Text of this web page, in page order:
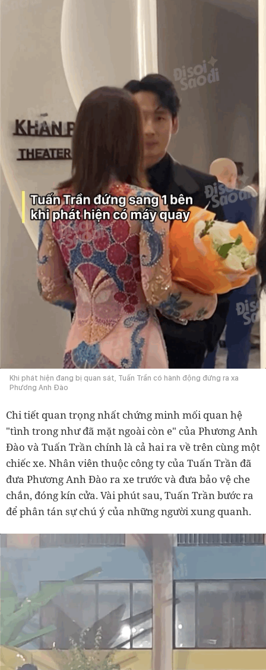
Khi phát hiện đang bị quan sát, Tuấn Trần có hành động đứng ra xa
Phương Anh Đào
Chi tiết quan trọng nhất chứng minh mối quan hệ
"tình trong như đã mặt ngoài còn e" của Phương Anh
Đào và Tuấn Trần chính là cả hai ra về trên cùng một
chiếc xe. Nhân viên thuộc công ty của Tuấn Trần đã
đưa Phương Anh Đào ra xe trước và đưa bảo vệ che
chắn, đóng kín cửa. Vài phút sau, Tuấn Trần bước ra
để phân tán sự chú ý của những người xung quanh.